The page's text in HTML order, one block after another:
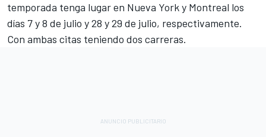
temporada tenga lugar en Nueva York y Montreal los
días 7 y 8 de julio y 28 y 29 de julio, respectivamente.
Con ambas citas teniendo dos carreras.